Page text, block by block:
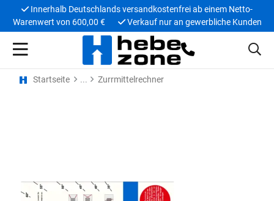
Innerhalb Deutschlands versandkostenfrei ab einem Netto-
Warenwert von 600,00 €
Verkauf nur an gewerbliche Kunden
Startseite Zurrmittelrechner